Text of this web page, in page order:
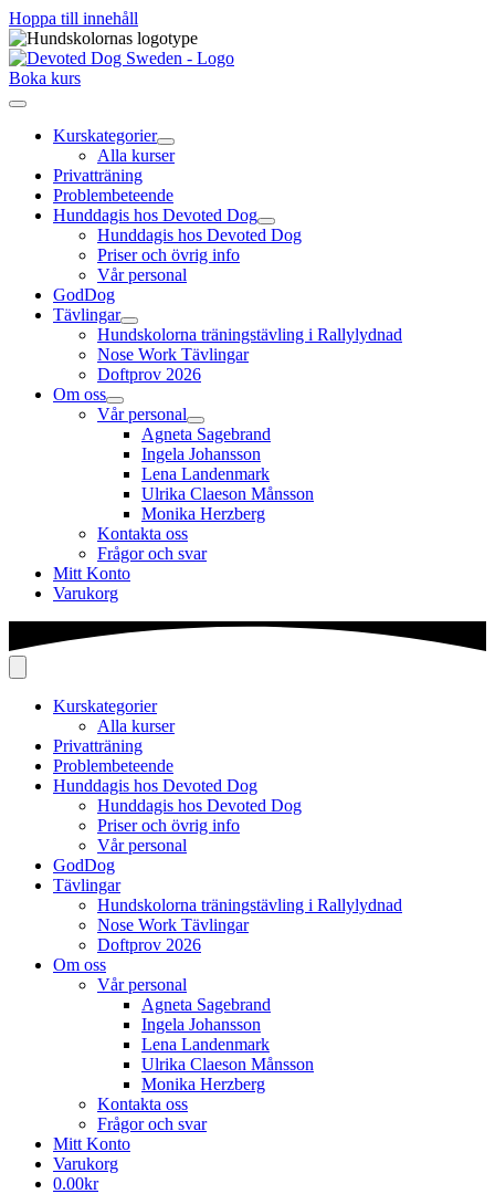
Hoppa till innehåll
Boka kurs
Kurskategorier
Alla kurser
Privatträning
Problembeteende
Hunddagis hos Devoted Dog
Hunddagis hos Devoted Dog
Priser och övrig info
Vår personal
GodDog
Tävlingar
Hundskolorna träningstävling i Rallylydnad
Nose Work Tävlingar
Doftprov 2026
Om oss
Vår personal
Agneta Sagebrand
Ingela Johansson
Lena Landenmark
Ulrika Claeson Månsson
Monika Herzberg
Kontakta oss
Frågor och svar
Mitt Konto
Varukorg
Kurskategorier
Alla kurser
Privatträning
Problembeteende
Hunddagis hos Devoted Dog
Hunddagis hos Devoted Dog
Priser och övrig info
Vår personal
GodDog
Tävlingar
Hundskolorna träningstävling i Rallylydnad
Nose Work Tävlingar
Doftprov 2026
Om oss
Vår personal
Agneta Sagebrand
Ingela Johansson
Lena Landenmark
Ulrika Claeson Månsson
Monika Herzberg
Kontakta oss
Frågor och svar
Mitt Konto
Varukorg
0.00kr